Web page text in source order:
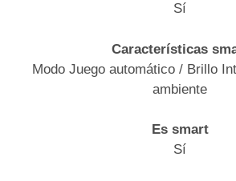
Sí
Características
Modo Juego automático / Brillo
ambiente
Es smart
Sí